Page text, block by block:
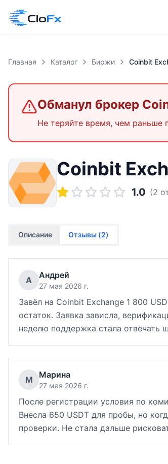
Главная Каталог Биржи Coinbit
Обманул брокер
Не теряйте время, чем раньше
Coinbit
1.0 (2
Описание Отзывы (2)
А Андрей
27 мая 2026 г.
Завёл на Coinbit Exchange 1 800
остаток. Заявка зависла,
неделю поддержка стала отвечать
М Марина
27 мая 2026 г.
После регистрации условия по
Внесла 650 USDT для пробы, но
проверки. Не стала дальше